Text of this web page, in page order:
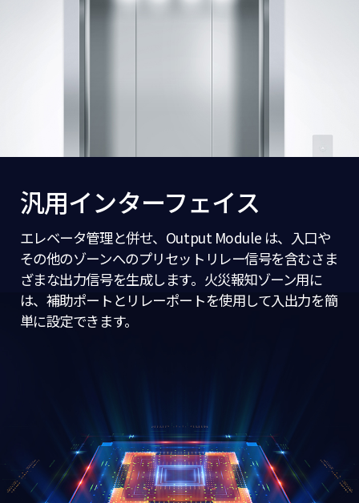
汎用インターフェイス
エレベータ管理と併せ、Output Module は、入口や
その他のゾーンへのプリセットリレー信号を含むさま
ざまな出力信号を生成します。火災報知ゾーン用に
は、補助ポートとリレーポートを使用して入出力を簡
単に設定できます。